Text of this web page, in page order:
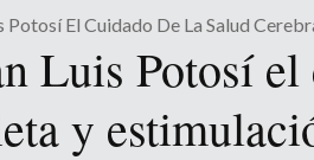
Potosí El Cuidado De La Salud
Luis Potosí
y